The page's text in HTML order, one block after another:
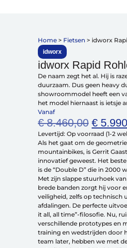
Keuzehulp: Hoe kies je
Keuzehulp: Elektrische
Merken
Fietsverzekering
Help mij bijhet
kiezenvan een fiets
Maak een afspraak
Over ons
Contact
De winkel
Home > Fietsen > idworx
idworx
idworx Rapid
De naam zegt het al. Hij is
duurzaam. Dus geen heavy
showroommodel heeft een
het model hiernaast is ietsje
Vanaf
€8.460,00 €
Levertijd: Op voorraad (1-2
Als het gaat om de
mountainbikes, is Gerrit
innovatief geweest. Het
is de “Double D” die in 2000
Met zijn slappe stuurhoek
brede banden zorgt hij voor
veiligheid, zelfs op technisch
afdalingen. De perfecte
it all, all time”-filosofie. Nu,
verschillende prototypes en
training en wedstrijden door
team later, hebben we met